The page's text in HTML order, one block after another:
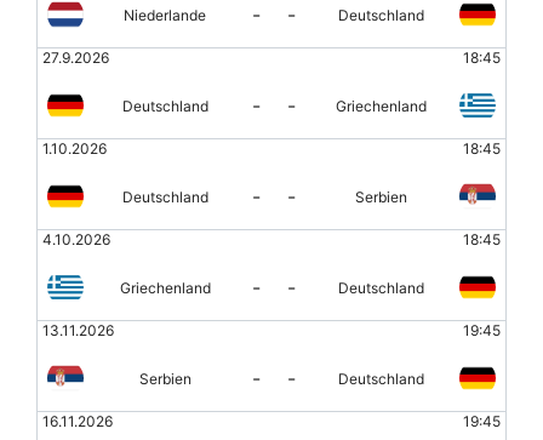
Niederlande - - Deutschland
27.9.2026 18:45
Deutschland - - Griechenland
1.10.2026 18:45
Deutschland - - Serbien
4.10.2026 18:45
Griechenland - - Deutschland
13.11.2026 19:45
Serbien - - Deutschland
16.11.2026 19:45